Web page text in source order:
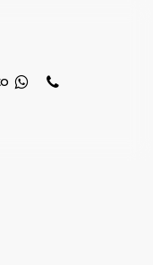
whatsapp
phone